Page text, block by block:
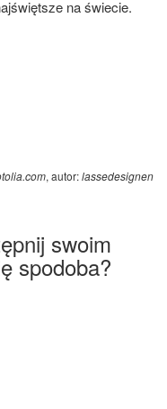
na świecie.
, autor:las­se­de­si­gnen
swoim
spodoba?